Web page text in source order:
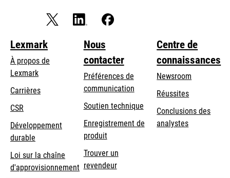
Lexmark
À propos de
Lexmark
Carrières
CSR
Développement
durable
Loi sur la chaîne
d'approvisionnement
Nous
contacter
Préférences de
communication
s’ouvre
dans
un
nouvel
onglet
Soutien techniques’ouvre
dans
un
Enregistrement de
produit
Trouver un
revendeur
Centre de
connaissances
Newsroom
Réussites
Conclusions des
analystes